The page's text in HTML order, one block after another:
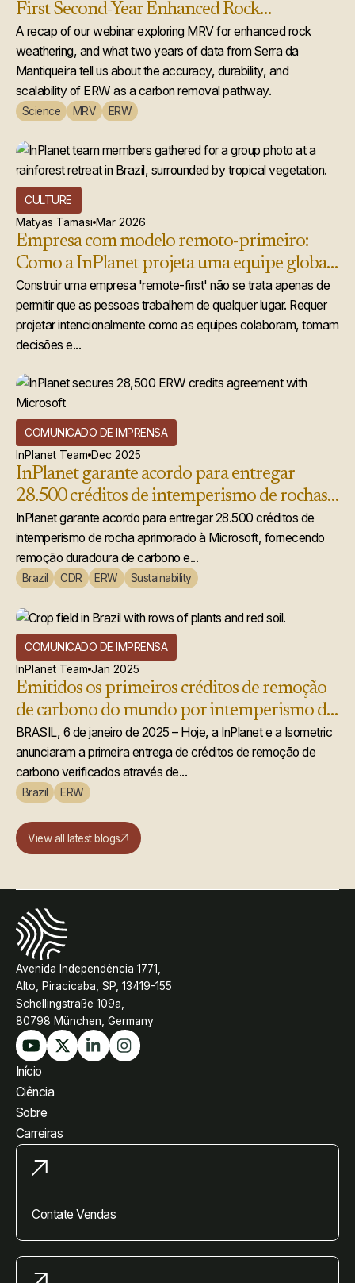
First Second-Year Enhanced Rock
Weathering Credit Issuance
A recap of our webinar exploring MRV for enhanced rock
weathering, and what two years of data from Serra da
Mantiqueira tell us about the accuracy, durability, and
scalability of ERW as a carbon removal pathway.
Science MRV ERW
CULTURE
Matyas Tamasi Mar 2026
Empresa com modelo remoto-primeiro:
Como a InPlanet projeta uma equipe global
que realmente funciona
Construir uma empresa 'remote-first' não se trata apenas de
permitir que as pessoas trabalhem de qualquer lugar. Requer
projetar intencionalmente como as equipes colaboram, tomam
decisões e...
COMUNICADO DE IMPRENSA
InPlanet Team Dec 2025
InPlanet garante acordo para entregar
28.500 créditos de intemperismo de rochas
acelerado à Microsoft
InPlanet garante acordo para entregar 28.500 créditos de
intemperismo de rocha aprimorado à Microsoft, fornecendo
remoção duradoura de carbono e...
Brazil CDR ERW Sustainability
COMUNICADO DE IMPRENSA
InPlanet Team Jan 2025
Emitidos os primeiros créditos de remoção
de carbono do mundo por intemperismo de
rochas aprimorado
BRASIL, 6 de janeiro de 2025 – Hoje, a InPlanet e a Isometric
anunciaram a primeira entrega de créditos de remoção de
carbono verificados através de...
Brazil ERW
View all latest blogs
Avenida Independência 1771,
Alto, Piracicaba, SP, 13419-155
Schellingstraße 109a,
80798 München, Germany
Início
Ciência
Sobre
Carreiras
Contate Vendas